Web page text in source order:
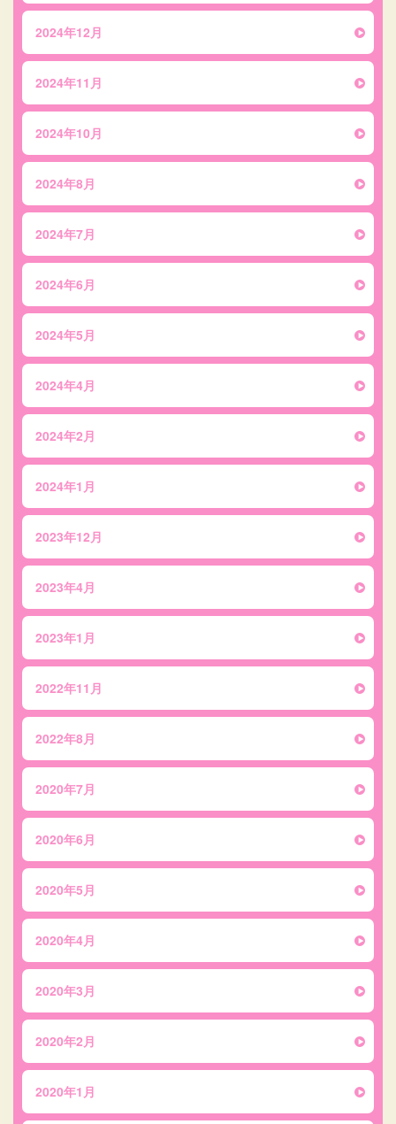
2024年12月
2024年11月
2024年10月
2024年8月
2024年7月
2024年6月
2024年5月
2024年4月
2024年2月
2024年1月
2023年12月
2023年4月
2023年1月
2022年11月
2022年8月
2020年7月
2020年6月
2020年5月
2020年4月
2020年3月
2020年2月
2020年1月